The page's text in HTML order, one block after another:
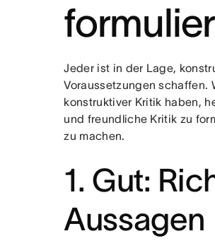
Jeder ist in der Lage,
Voraussetzungen schaffen.
konstruktiver Kritik haben,
und freundliche Kritik zu
zu machen.
1. Gut:
Aussagen